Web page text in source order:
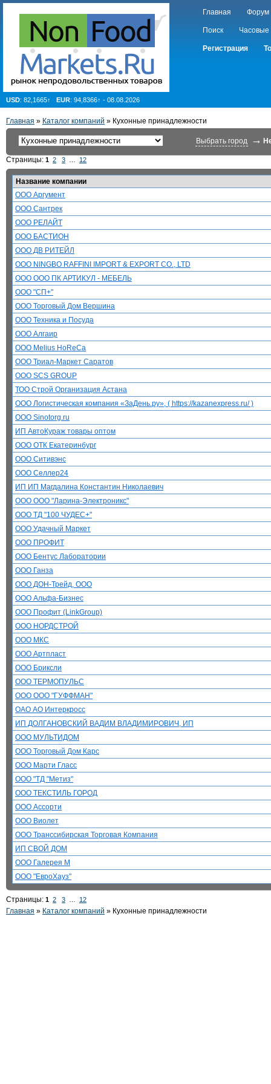
Главная Форум
Поиск Часовые
Регистрация
USD: 82,1665↑ EUR: 94,8366↑ - 08.08.2026
Главная » Каталог компаний » Кухонные принадлежности
Выбрать город →
Страницы: 1 2 3 12
Название компании
ООО Аргумент
ООО Сантрек
ООО РЕЛАЙТ
ООО БАСТИОН
ООО ДВ РИТЕЙЛ
ООО NINGBO RAFFINI IMPORT & EXPORT CO., LTD
ООО ООО ПК АРТИКУЛ - МЕБЕЛЬ
ООО "СП+"
ООО Торговый Дом Вершина
ООО Техника и Посуда
ООО Алгаир
ООО Melius HoReCa
ООО Триал-Маркет Саратов
ООО SCS GROUP
ТОО Строй Организация Астана
ООО Логистическая компания «ЗаДень.ру», ( https://kazanexpress.ru/ )
ООО Sinotorg.ru
ИП АвтоКураж товары оптом
ООО ОТК Екатеринбург
ООО Ситивэнс
ООО Селлер24
ИП ИП Магдалина Константин Николаевич
ООО ООО "Ларина-Электроникс"
ООО ТД "100 ЧУДЕС+"
ООО Удачный Маркет
ООО ПРОФИТ
ООО Бентус Лаборатории
ООО Ганза
ООО ДОН-Трейд, ООО
ООО Альфа-Бизнес
ООО Профит (LinkGroup)
ООО НОРДСТРОЙ
ООО МКС
ООО Артпласт
ООО Бриксли
ООО ТЕРМОПУЛЬС
ООО ООО "ГУФФМАН"
ОАО АО Интеркросс
ИП ДОЛГАНОВСКИЙ ВАДИМ ВЛАДИМИРОВИЧ, ИП
ООО МУЛЬТИДОМ
ООО Торговый Дом Карс
ООО Марти Гласс
ООО "ТД "Метиз"
ООО ТЕКСТИЛЬ ГОРОД
ООО Ассорти
ООО Виолет
ООО Транссибирская Торговая Компания
ИП СВОЙ ДОМ
ООО Галерея М
ООО "ЕвроХауз"
Страницы: 1 2 3 12
Главная » Каталог компаний » Кухонные принадлежности